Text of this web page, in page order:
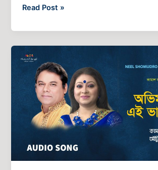
Read Post »
ভরা
এই
ভালোবাসায়
কামাল
আহমেদ
মৌটুসী